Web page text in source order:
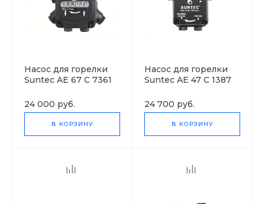
Насос для горелки
Suntec AE 67 C 7361
24 000 руб.
В КОРЗИНУ
Насос для горелки
Suntec AE 47 C 1387
24 700 руб.
В КОРЗИНУ